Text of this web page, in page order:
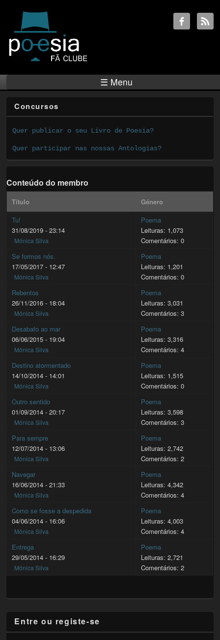
☰ Menu
Concursos
Quer publicar o seu Livro de Poesia?
Quer participar nas nossas Antologias?
Conteúdo do membro
Título
Género
Tu!
31/08/2019 - 23:14
Mónica Silva
Poema
Leituras: 1,073
Comentários: 0
Se formos nós.
17/05/2017 - 12:47
Mónica Silva
Poema
Leituras: 1,201
Comentários: 0
Rebentos
26/11/2016 - 18:04
Mónica Silva
Poema
Leituras: 3,031
Comentários: 3
Desabafo ao mar
06/06/2015 - 19:04
Mónica Silva
Poema
Leituras: 3,316
Comentários: 4
Destino atormentado
14/10/2014 - 14:01
Mónica Silva
Poema
Leituras: 1,515
Comentários: 0
Outro sentido
01/09/2014 - 20:17
Mónica Silva
Poema
Leituras: 3,598
Comentários: 3
Para sempre
12/07/2014 - 13:06
Mónica Silva
Poema
Leituras: 2,742
Comentários: 2
Navegar
16/06/2014 - 21:33
Mónica Silva
Poema
Leituras: 4,342
Comentários: 4
Como se fosse a despedida
04/06/2014 - 16:06
Mónica Silva
Poema
Leituras: 4,003
Comentários: 4
Entrega
29/05/2014 - 16:29
Mónica Silva
Poema
Leituras: 2,721
Comentários: 2
Entre ou registe-se